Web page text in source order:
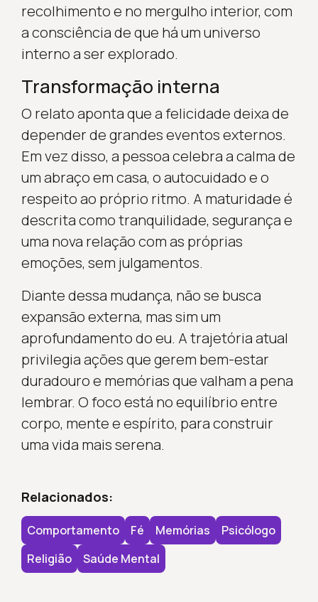
recolhimento e no mergulho interior, com
a consciência de que há um universo
interno a ser explorado.
Transformação interna
O relato aponta que a felicidade deixa de
depender de grandes eventos externos.
Em vez disso, a pessoa celebra a calma de
um abraço em casa, o autocuidado e o
respeito ao próprio ritmo. A maturidade é
descrita como tranquilidade, segurança e
uma nova relação com as próprias
emoções, sem julgamentos.
Diante dessa mudança, não se busca
expansão externa, mas sim um
aprofundamento do eu. A trajetória atual
privilegia ações que gerem bem-estar
duradouro e memórias que valham a pena
lembrar. O foco está no equilíbrio entre
corpo, mente e espírito, para construir
uma vida mais serena.
Relacionados:
Comportamento Fé Memórias
Psicólogo
Religião
Saúde Mental